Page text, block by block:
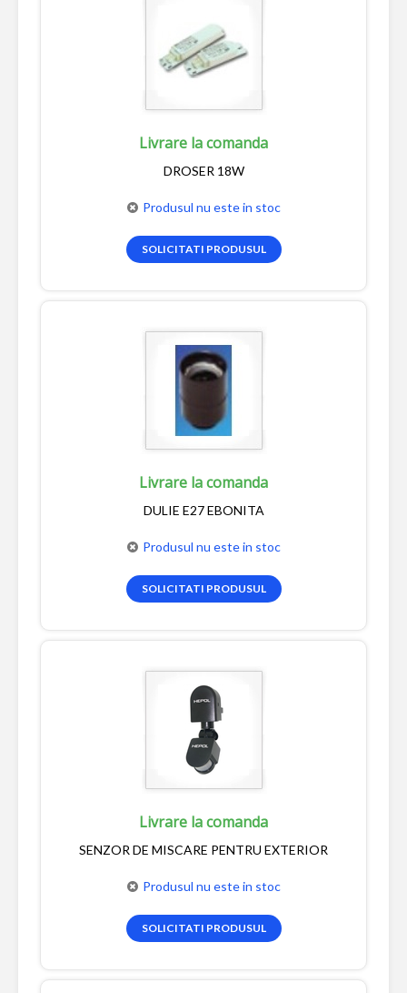
Livrare la comanda
DROSER 18W
Produsul nu este in stoc
SOLICITATI PRODUSUL
Livrare la comanda
DULIE E27 EBONITA
Produsul nu este in stoc
SOLICITATI PRODUSUL
Livrare la comanda
SENZOR DE MISCARE PENTRU EXTERIOR
Produsul nu este in stoc
SOLICITATI PRODUSUL